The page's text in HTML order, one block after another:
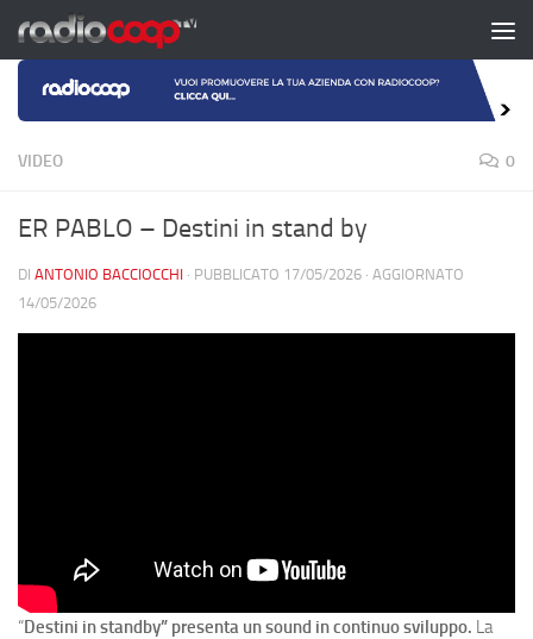
Salta al contenuto
VIDEO 0
ER PABLO – Destini in stand by
DI ANTONIO BACCIOCCHI · PUBBLICATO 17/05/2026 · AGGIORNATO
14/05/2026
“Destini in standby” presenta un sound in continuo sviluppo. La